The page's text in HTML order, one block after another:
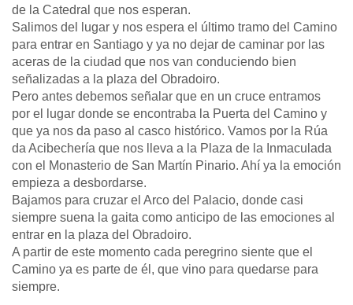
de la Catedral que nos esperan.
Salimos del lugar y nos espera el último tramo del Camino
para entrar en Santiago y ya no dejar de caminar por las
aceras de la ciudad que nos van conduciendo bien
señalizadas a la plaza del Obradoiro.
Pero antes debemos señalar que en un cruce entramos
por el lugar donde se encontraba la Puerta del Camino y
que ya nos da paso al casco histórico. Vamos por la Rúa
da Acibechería que nos lleva a la Plaza de la Inmaculada
con el Monasterio de San Martín Pinario. Ahí ya la emoción
empieza a desbordarse.
Bajamos para cruzar el Arco del Palacio, donde casi
siempre suena la gaita como anticipo de las emociones al
entrar en la plaza del Obradoiro.
A partir de este momento cada peregrino siente que el
Camino ya es parte de él, que vino para quedarse para
siempre.